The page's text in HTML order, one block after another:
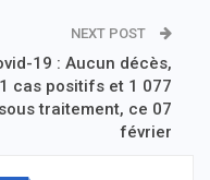
NEXT POST
19 : Aucun décès,
cas positifs et 1 077
sous traitement, ce 07
février